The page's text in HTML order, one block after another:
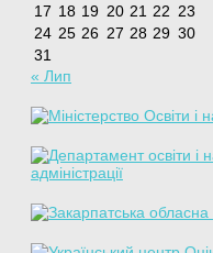
17 18 19 20 21 22 23
24 25 26 27 28 29 30
31
« Лип